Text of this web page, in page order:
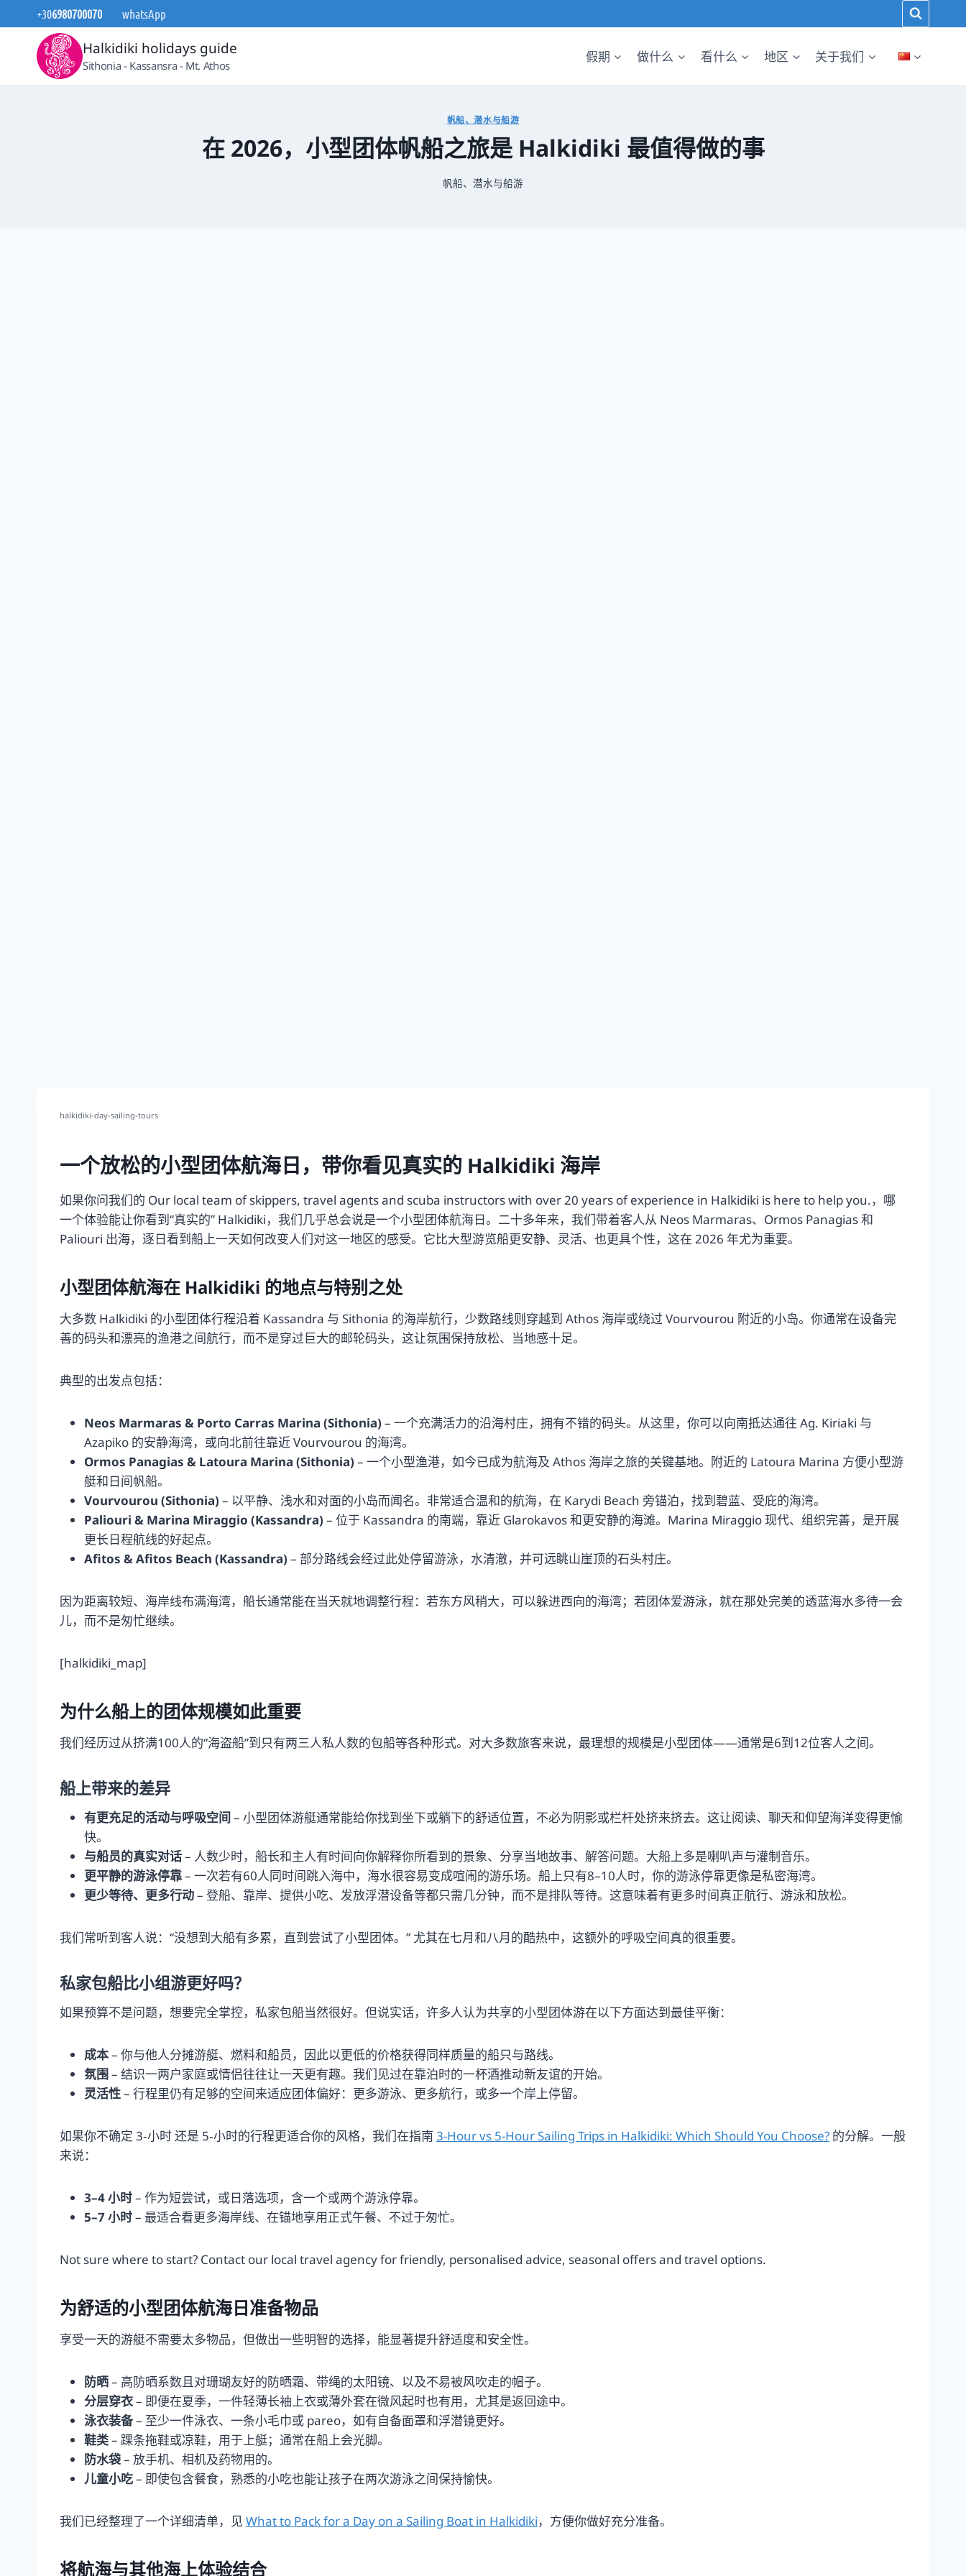
到
+306980700070 whatsApp
Halkidiki holidays guide
Sithonia - Kassansra - Mt. Athos
假期 做什么 看什么 地区 关于我们
帆船、潜水与船游
在 2026，小型团体帆船之旅是 Halkidiki 最值得做的事
帆船、潜水与船游
halkidiki-day-sailing-tours
一个放松的小型团体航海日，带你看见真实的 Halkidiki 海岸
如果你问我们的 Our local team of skippers, travel agents and scuba instructors with over 20 years of experience in Halkidiki is here to help you.，哪
一个体验能让你看到“真实的” Halkidiki，我们几乎总会说是一个小型团体航海日。二十多年来，我们带着客人从 Neos Marmaras、Ormos Panagias 和
Paliouri 出海，逐日看到船上一天如何改变人们对这一地区的感受。它比大型游览船更安静、灵活、也更具个性，这在 2026 年尤为重要。
小型团体航海在 Halkidiki 的地点与特别之处
大多数 Halkidiki 的小型团体行程沿着 Kassandra 与 Sithonia 的海岸航行，少数路线则穿越到 Athos 海岸或绕过 Vourvourou 附近的小岛。你通常在设备完
善的码头和漂亮的渔港之间航行，而不是穿过巨大的邮轮码头，这让氛围保持放松、当地感十足。
典型的出发点包括：
Neos Marmaras & Porto Carras Marina (Sithonia) – 一个充满活力的沿海村庄，拥有不错的码头。从这里，你可以向南抵达通往 Ag. Kiriaki 与
Azapiko 的安静海湾，或向北前往靠近 Vourvourou 的海湾。
Ormos Panagias & Latoura Marina (Sithonia) – 一个小型渔港，如今已成为航海及 Athos 海岸之旅的关键基地。附近的 Latoura Marina 方便小型游
艇和日间帆船。
Vourvourou (Sithonia) – 以平静、浅水和对面的小岛而闻名。非常适合温和的航海，在 Karydi Beach 旁锚泊，找到碧蓝、受庇的海湾。
Paliouri & Marina Miraggio (Kassandra) – 位于 Kassandra 的南端，靠近 Glarokavos 和更安静的海滩。Marina Miraggio 现代、组织完善，是开展
更长日程航线的好起点。
Afitos & Afitos Beach (Kassandra) – 部分路线会经过此处停留游泳，水清澈，并可远眺山崖顶的石头村庄。
因为距离较短、海岸线布满海湾，船长通常能在当天就地调整行程：若东方风稍大，可以躲进西向的海湾；若团体爱游泳，就在那处完美的透蓝海水多待一会
儿，而不是匆忙继续。
[halkidiki_map]
为什么船上的团体规模如此重要
我们经历过从挤满100人的“海盗船”到只有两三人私人数的包船等各种形式。对大多数旅客来说，最理想的规模是小型团体——通常是6到12位客人之间。
船上带来的差异
有更充足的活动与呼吸空间 – 小型团体游艇通常能给你找到坐下或躺下的舒适位置，不必为阴影或栏杆处挤来挤去。这让阅读、聊天和仰望海洋变得更愉
快。
与船员的真实对话– 人数少时，船长和主人有时间向你解释你所看到的景象、分享当地故事、解答问题。大船上多是喇叭声与灌制音乐。
更平静的游泳停靠– 一次若有60人同时间跳入海中，海水很容易变成喧闹的游乐场。船上只有8–10人时，你的游泳停靠更像是私密海湾。
更少等待、更多行动– 登船、靠岸、提供小吃、发放浮潜设备等都只需几分钟，而不是排队等待。这意味着有更多时间真正航行、游泳和放松。
我们常听到客人说：“没想到大船有多累，直到尝试了小型团体。” 尤其在七月和八月的酷热中，这额外的呼吸空间真的很重要。
私家包船比小组游更好吗？
如果预算不是问题，想要完全掌控，私家包船当然很好。但说实话，许多人认为共享的小型团体游在以下方面达到最佳平衡：
成本– 你与他人分摊游艇、燃料和船员，因此以更低的价格获得同样质量的船只与路线。
氛围 – 结识一两户家庭或情侣往往让一天更有趣。我们见过在靠泊时的一杯酒推动新友谊的开始。
灵活性– 行程里仍有足够的空间来适应团体偏好：更多游泳、更多航行，或多一个岸上停留。
如果你不确定 3‑小时 还是 5‑小时的行程更适合你的风格，我们在指南 3-Hour vs 5-Hour Sailing Trips in Halkidiki: Which Should You Choose? 的分解。一般
来说：
3–4 小时– 作为短尝试，或日落选项，含一个或两个游泳停靠。
5–7 小时– 最适合看更多海岸线、在锚地享用正式午餐、不过于匆忙。
Not sure where to start? Contact our local travel agency for friendly, personalised advice, seasonal offers and travel options.
为舒适的小型团体航海日准备物品
享受一天的游艇不需要太多物品，但做出一些明智的选择，能显著提升舒适度和安全性。
防晒– 高防晒系数且对珊瑚友好的防晒霜、带绳的太阳镜、以及不易被风吹走的帽子。
分层穿衣– 即便在夏季，一件轻薄长袖上衣或薄外套在微风起时也有用，尤其是返回途中。
泳衣装备– 至少一件泳衣、一条小毛巾或 pareo，如有自备面罩和浮潜镜更好。
鞋类– 踝条拖鞋或凉鞋，用于上艇；通常在船上会光脚。
防水袋– 放手机、相机及药物用的。
儿童小吃– 即使包含餐食，熟悉的小吃也能让孩子在两次游泳之间保持愉快。
我们已经整理了一个详细清单，见 What to Pack for a Day on a Sailing Boat in Halkidiki，方便你做好充分准备。
将航海与其他海上体验结合